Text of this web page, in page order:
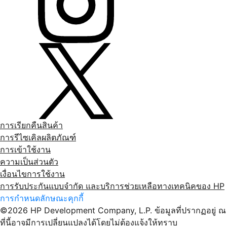
การเรียกคืนสินค้า
การรีไซเคิลผลิตภัณฑ์
การเข้าใช้งาน
ความเป็นส่วนตัว
เงื่อนไขการใช้งาน
การรับประกันแบบจำกัด และบริการช่วยเหลือทางเทคนิคของ HP
การกําหนดลักษณะคุกกี้
©2026 HP Development Company, L.P. ข้อมูลที่ปรากฏอยู่ ณ
ที่นี้อาจมีการเปลี่ยนแปลงได้โดยไม่ต้องแจ้งให้ทราบ